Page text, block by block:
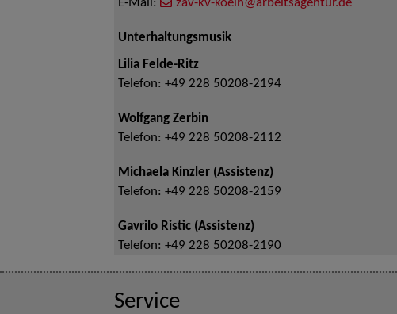
E-Mail:
zav-kv-koeln@arbeitsagentur.de
Unterhaltungsmusik
Lilia Felde-Ritz
Telefon: +49 228 50208-2194
Wolfgang Zerbin
Telefon: +49 228 50208-2112
Michaela Kinzler (Assistenz)
Telefon: +49 228 50208-2159
Gavrilo Ristic (Assistenz)
Telefon: +49 228 50208-2190
Service